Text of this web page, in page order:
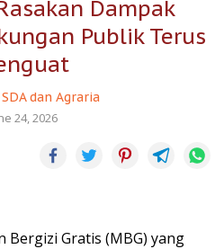
Dampak
Publik Terus
SDA dan Agraria
24, 2026
Bergizi Gratis (MBG) yang